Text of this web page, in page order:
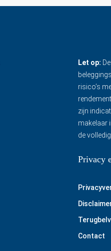
Let op:
risico’s
zijn
makelaar
de
Privacy
Contact